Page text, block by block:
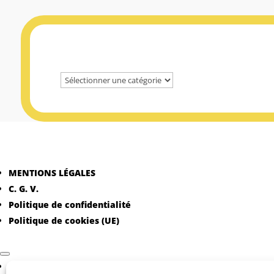
MENTIONS LÉGALES
C. G. V.
Politique de confidentialité
Politique de cookies (UE)